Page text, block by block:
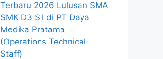
Terbaru 2026 Lulusan SMA
SMK D3 S1 di PT Daya
Medika Pratama
(Operations Technical
Staff)